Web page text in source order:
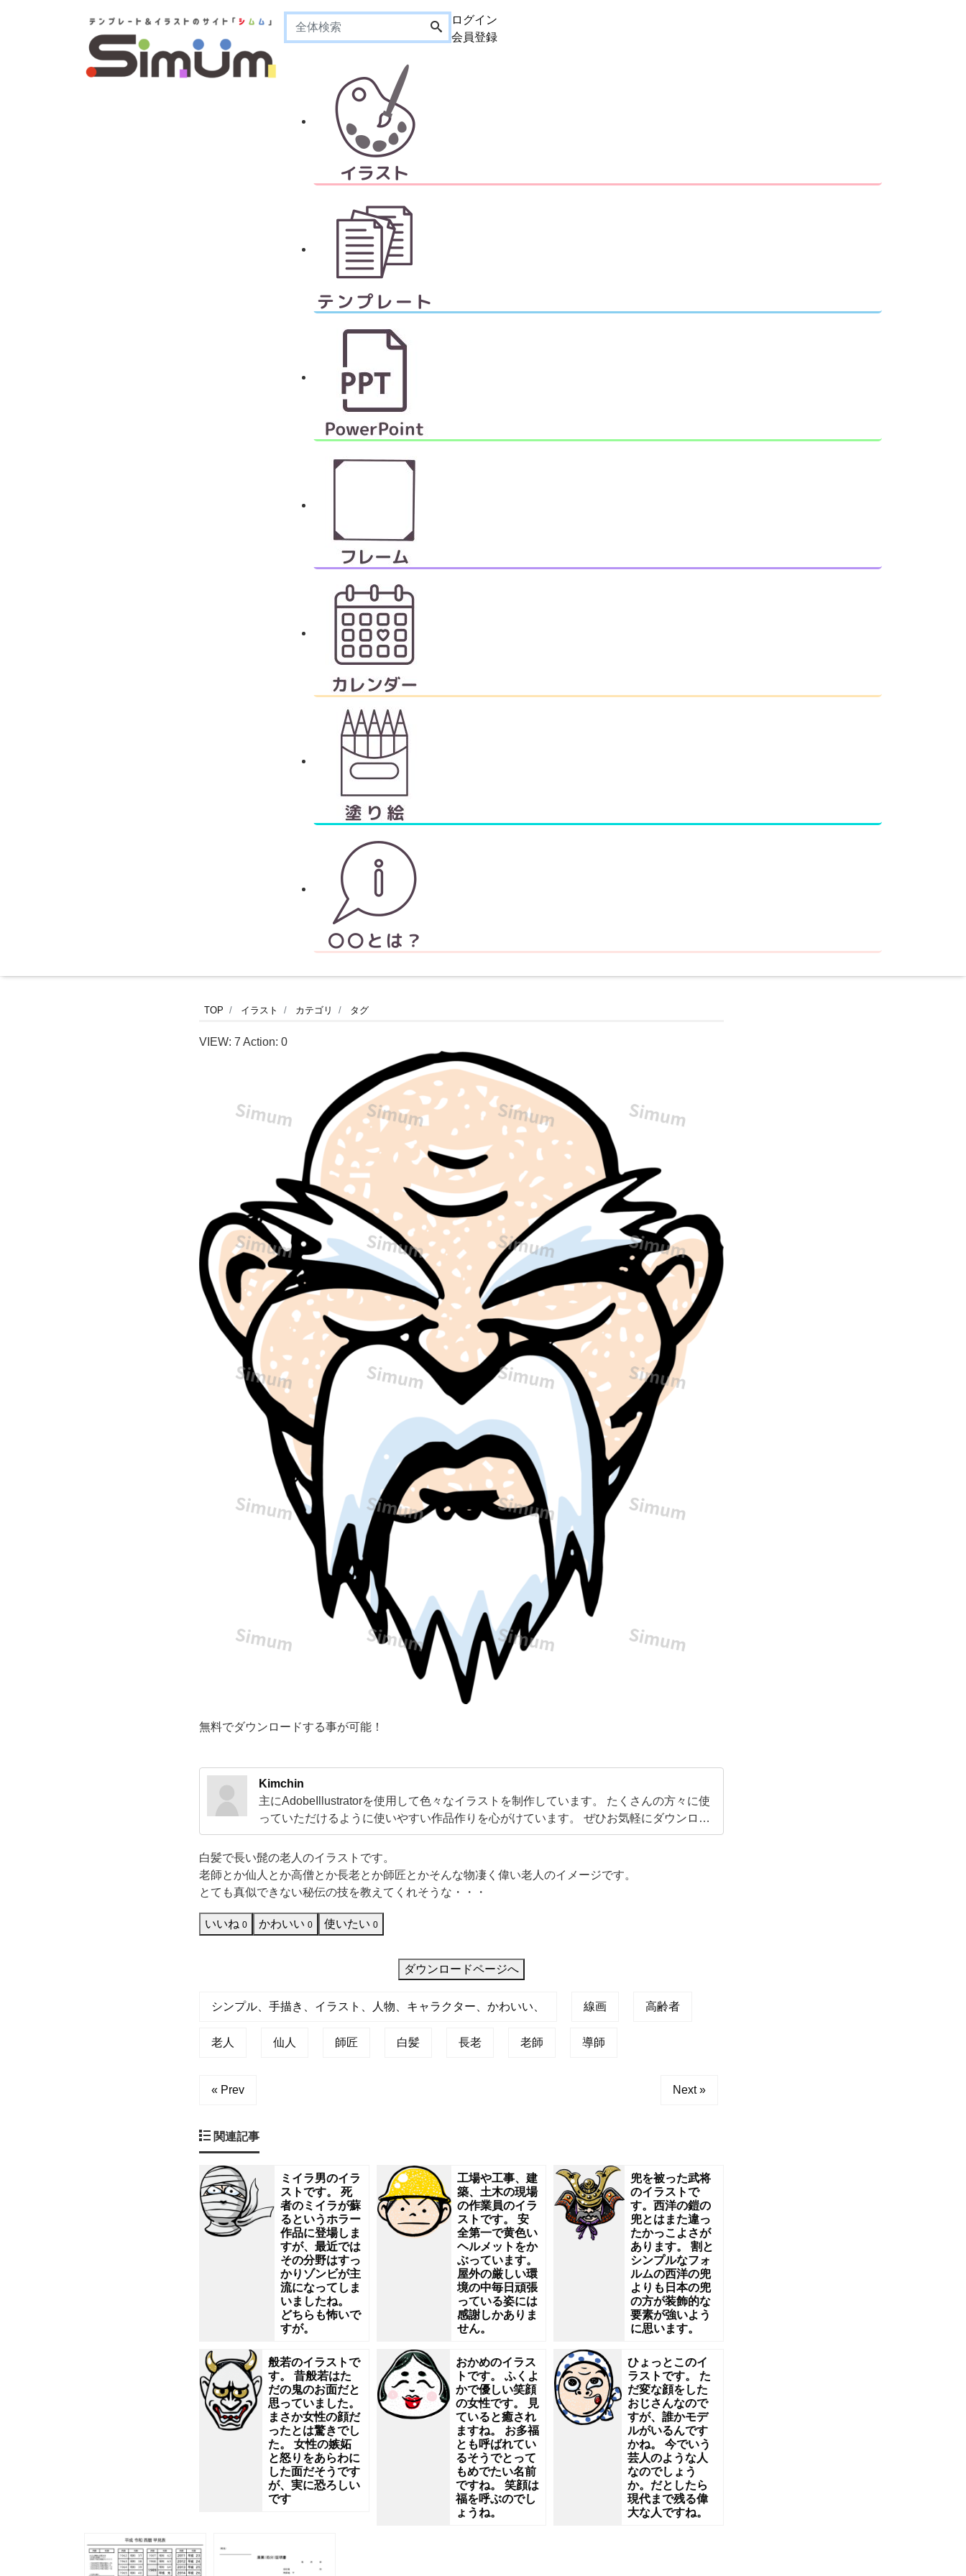
ログイン
会員登録
白
髪
の
老
人
の
人
と
か
高
僧
と
老
と
か
師
匠
と
か
物
凄
く
人
TOP イラスト カテゴリ タグ
VIEW: 7 Action: 0
無料でダウンロードする事が可能！
Kimchin
主にAdobeIllustratorを使用して色々なイラストを制作しています。 たくさんの方々に使
っていただけるように使いやすい作品作りを心がけています。 ぜひお気軽にダウンロー
ドして活用してください！ またコメントやリクエストなどいただけますと励みになりま
すのでよろしくお願いいたします。
白髪で長い髭の老人のイラストです。
老師とか仙人とか高僧とか長老とか師匠とかそんな物凄く偉い老人のイメージです。
とても真似できない秘伝の技を教えてくれそうな・・・
いいね 0 かわいい 0 使いたい 0
ダウンロードページへ
シンプル、手描き、イラスト、人物、キャラクター、かわいい、 線画 高齢者
老人 仙人 師匠 白髪 長老 老師 導師
« Prev Next »
関連記事
ミイラ男のイラ
ストです。 死
者のミイラが蘇
るというホラー
作品に登場しま
すが、最近では
その分野はすっ
かりゾンビが主
流になってしま
いましたね。
どちらも怖いで
すが。
工場や工事、建
築、土木の現場
の作業員のイラ
ストです。 安
全第一で黄色い
ヘルメットをか
ぶっています。
屋外の厳しい環
境の中毎日頑張
っている姿には
感謝しかありま
せん。
兜を被った武将
のイラストで
す。西洋の鎧の
兜とはまた違っ
たかっこよさが
あります。 割と
シンプルなフォ
ルムの西洋の兜
よりも日本の兜
の方が装飾的な
要素が強いよう
に思います。
般若のイラストで
す。 昔般若はた
だの鬼のお面だと
思っていました。
まさか女性の顔だ
ったとは驚きでし
た。 女性の嫉妬
と怒りをあらわに
した面だそうです
が、実に恐ろしい
です
おかめのイラス
トです。 ふくよ
かで優しい笑顔
の女性です。 見
ていると癒され
ますね。 お多福
とも呼ばれてい
るそうでとって
もめでたい名前
ですね。 笑顔は
福を呼ぶのでし
ょうね。
ひょっとこのイ
ラストです。 た
だ変な顔をした
おじさんなので
すが、誰かモデ
ルがいるんです
かね。 今でいう
芸人のような人
なのでしょう
か。だとしたら
現代まで残る偉
大な人ですね。